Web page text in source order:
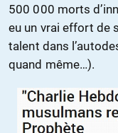
500 000 morts
eu un vrai effort de
talent dans
quand même…).